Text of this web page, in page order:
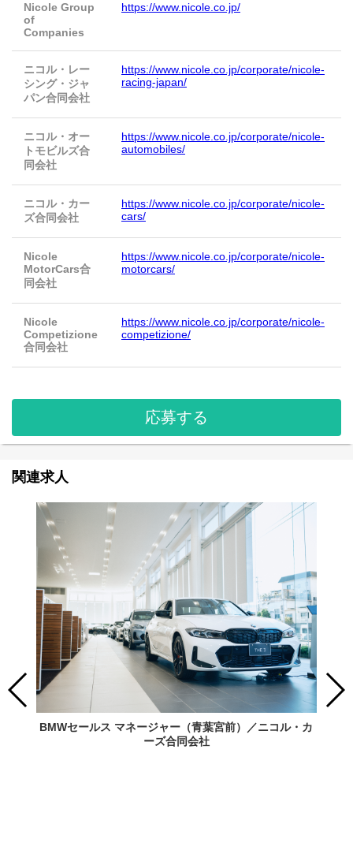
Nicole Group
of
Companies
https://www.nicole.co.jp/
ニコル・レー
シング・ジャ
パン合同会社
https://www.nicole.co.jp/corporate/nicole-
racing-japan/
ニコル・オー
トモビルズ合
同会社
https://www.nicole.co.jp/corporate/nicole-
automobiles/
ニコル・カー
ズ合同会社
https://www.nicole.co.jp/corporate/nicole-
cars/
Nicole
MotorCars合
同会社
https://www.nicole.co.jp/corporate/nicole-
motorcars/
Nicole
Competizione
合同会社
https://www.nicole.co.jp/corporate/nicole-
competizione/
応募する
関連求人
BMWセールス マネージャー（青葉宮前）／ニコル・カ
ーズ合同会社